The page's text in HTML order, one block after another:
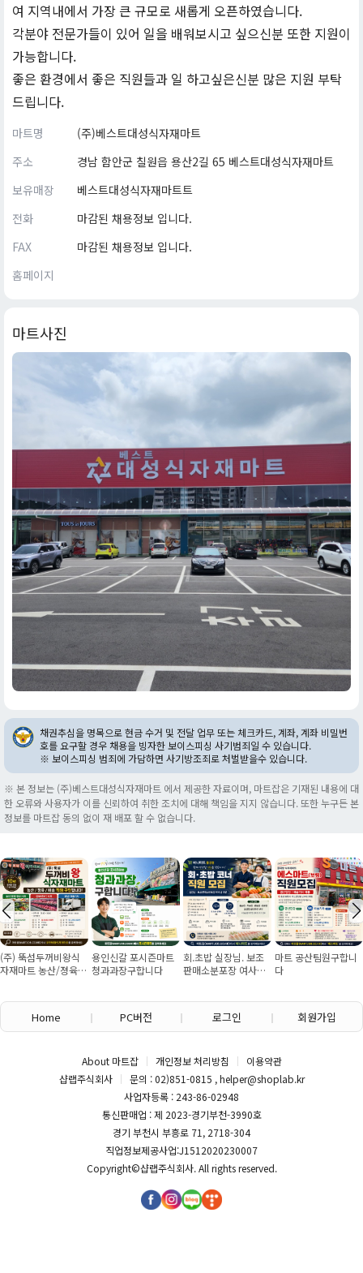
여 지역내에서 가장 큰 규모로 새롭게 오픈하였습니다.
각분야 전문가들이 있어 일을 배워보시고 싶으신분 또한 지원이
가능합니다.
좋은 환경에서 좋은 직원들과 일 하고싶은신분 많은 지원 부탁
드립니다.
마트명
(주)베스트대성식자재마트
주소
경남 함안군 칠원읍 용산2길 65 베스트대성식자재마트
보유매장
베스트대성식자재마트트
전화
마감된 채용정보 입니다.
FAX
마감된 채용정보 입니다.
홈페이지
마트사진
채권추심을 명목으로 현금 수거 및 전달 업무 또는 체크카드, 계좌, 계좌 비밀번
호를 요구할 경우 채용을 빙자한 보이스피싱 사기범죄일 수 있습니다.
※ 보이스피싱 범죄에 가담하면 사기방조죄로 처벌받을수 있습니다.
※ 본 정보는 (주)베스트대성식자재마트 에서 제공한 자료이며, 마트잡은 기재된 내용에 대
한 오류와 사용자가 이를 신뢰하여 취한 조치에 대해 책임을 지지 않습니다. 또한 누구든 본
정보를 마트잡 동의 없이 재 배포 할 수 없습니다.
(주) 뚝섬두꺼비왕식
자재마트 농산/졍육/
용인신갈 포시즌마트
청과과장구합니다
회.초밥 실장님. 보조
판매소분포장 여사님
마트 공산팀원구합니
다
Home PC버전 로그인 회원가입
About 마트잡 개인정보 처리방침
이용약관
샵랩주식회사
문의 : 02)851-0815 , helper@shoplab.kr
사업자등록 : 243-86-02948
통신판매업 : 제 2023-경기부천-3990호
경기 부천시 부흥로 71, 2718-304
직업정보제공사업:J1512020230007
Copyright©샵랩주식회사. All rights reserved.